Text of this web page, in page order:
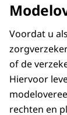
Voordat u
of de
Hiervoor
rechten en